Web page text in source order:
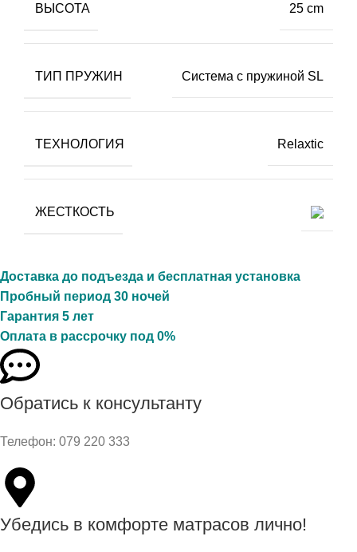
ВЫСОТА 25 cm
ТИП ПРУЖИН Система с пружиной SL
ТЕХНОЛОГИЯ Relaxtic
ЖЕСТКОСТЬ
Доставка до подъезда и бесплатная установка
Пробный период 30 ночей
Гарантия 5 лет
Оплата в рассрочку под 0%
Обратись к консультанту
Телефон: 079 220 333
Убедись в комфорте матрасов лично!